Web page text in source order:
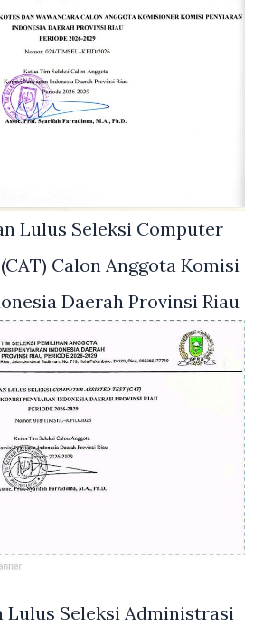
Lulus Seleksi Computer
Calon Anggota Komisi
Daerah Provinsi Riau
Lulus Seleksi Administrasi